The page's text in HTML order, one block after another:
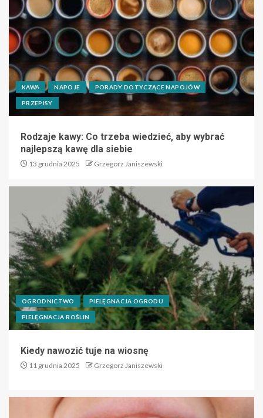
KAWA NAPOJE PORADY DOTYCZĄCE NAPOJÓW
PRZEPISY
Rodzaje kawy: Co trzeba wiedzieć, aby wybrać
najlepszą kawę dla siebie
13 grudnia 2025 Grzegorz Janiszewski
OGRODNICTWO PIELĘGNACJA OGRODU
PIELĘGNACJA ROŚLIN
Kiedy nawozić tuje na wiosnę
11 grudnia 2025 Grzegorz Janiszewski